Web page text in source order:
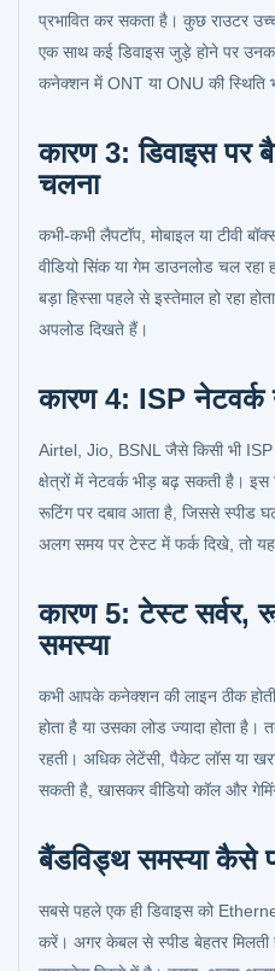
प्रभावित कर सकता है। कुछ राउटर
एक साथ कई डिवाइस जुड़े होने पर उनका
कनेक्शन में ONT या ONU की स्थिति
कारण 3: डिवाइस पर
चलना
कभी-कभी लैपटॉप, मोबाइल या टीवी
वीडियो सिंक या गेम डाउनलोड चल
बड़ा हिस्सा पहले से इस्तेमाल हो रहा
अपलोड दिखते हैं।
कारण 4: ISP नेटवर्क
Airtel, Jio, BSNL जैसे किसी भी ISP
क्षेत्रों में नेटवर्क भीड़ बढ़ सकती है। इस
रूटिंग पर दबाव आता है, जिससे स्पीड
अलग समय पर टेस्ट में फर्क दिखे, तो यह
कारण 5: टेस्ट सर्वर,
समस्या
कभी आपके कनेक्शन की लाइन ठीक
होता है या उसका लोड ज्यादा होता है।
रहती। अधिक लेटेंसी, पैकेट लॉस या
सकती है, खासकर वीडियो कॉल और
बैंडविड्थ समस्या कैसे
सबसे पहले एक ही डिवाइस को
करें। अगर केबल से स्पीड बेहतर मिलती